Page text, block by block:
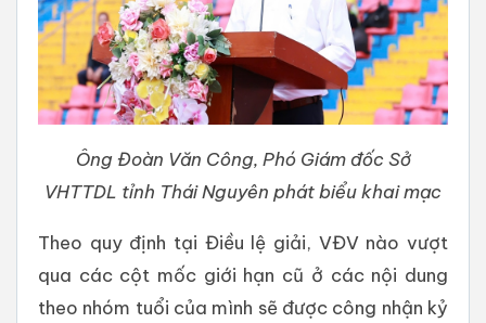
Ông Đoàn Văn Công, Phó Giám đốc Sở
VHTTDL tỉnh Thái Nguyên phát biểu khai mạc
Theo quy định tại Điều lệ giải, VĐV nào vượt
qua các cột mốc giới hạn cũ ở các nội dung
theo nhóm tuổi của mình sẽ được công nhận kỷ